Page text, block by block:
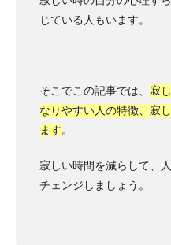
じている人もいます。
そこでこの記事では、 寂
なりやすい人の特徴、寂
ます。
寂しい時間を減らして、
チェンジしましょう。